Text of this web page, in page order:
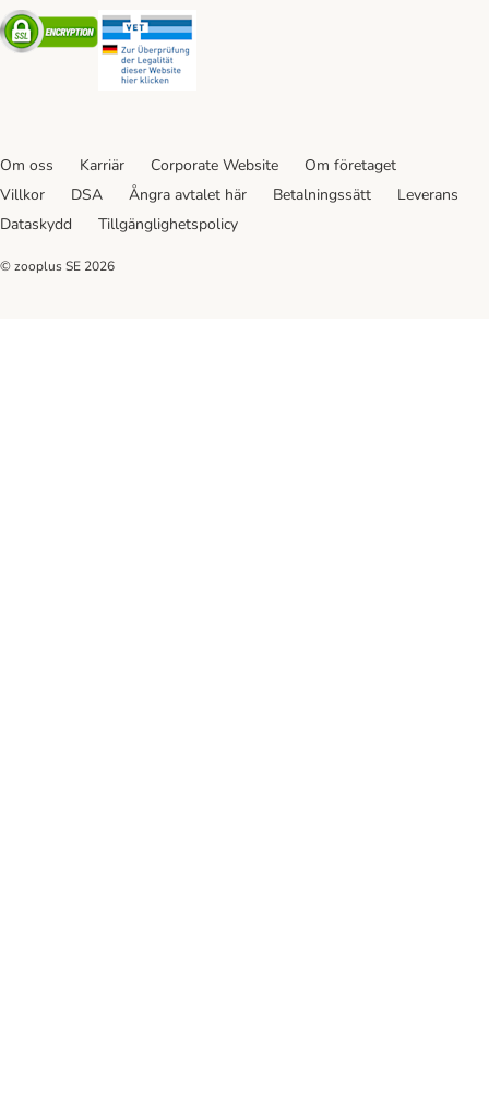
Security
Om oss Karriär Corporate Website
Om företaget
Villkor
DSA Ångra avtalet här Betalningssätt
Leverans
Dataskydd
Tillgänglighetspolicy
© zooplus SE 2026